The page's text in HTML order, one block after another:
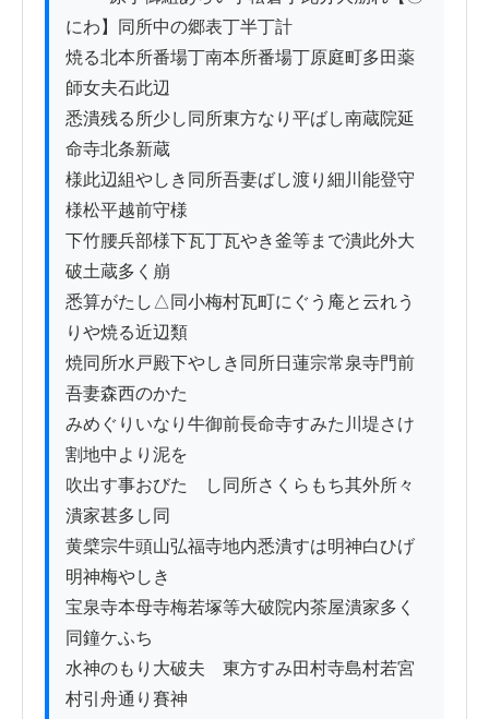
にわ】同所中の郷表丁半丁計
焼る北本所番場丁南本所番場丁原庭町多田薬
師女夫石此辺
悉潰残る所少し同所東方なり平ばし南蔵院延
命寺北条新蔵
様此辺組やしき同所吾妻ばし渡り細川能登守
様松平越前守様
下竹腰兵部様下瓦丁瓦やき釜等まで潰此外大
破土蔵多く崩
悉算がたし△同小梅村瓦町にぐう庵と云れう
りや焼る近辺類
焼同所水戸殿下やしき同所日蓮宗常泉寺門前
吾妻森西のかた
みめぐりいなり牛御前長命寺すみた川堤さけ
割地中より泥を
吹出す事おびたゞし同所さくらもち其外所々
潰家甚多し同
黄檗宗牛頭山弘福寺地内悉潰すは明神白ひげ
明神梅やしき
宝泉寺本母寺梅若塚等大破院内茶屋潰家多く
同鐘ケふち
水神のもり大破夫ゟ東方すみ田村寺島村若宮
村引舟通り賽神